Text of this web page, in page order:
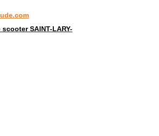
scooter SAINT-LARY-